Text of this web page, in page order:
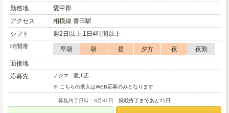
勤務地
愛甲郡
アクセス
相模線 番田駅
シフト
週2日以上 1日4時間以上
時間帯
早朝 朝 昼 夕方 夜
夜勤
面接地
応募先
ノジマ 愛川店
※ こちらの求人はWEB応募のみとなります
募集終了日時：8月31日 掲載終了まであと25日